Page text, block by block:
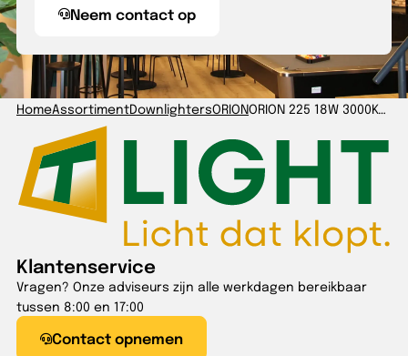
Neem contact op
HomeAssortimentDownlightersORIONORION 225 18W 3000K-5700K DALI GST18i5
Klantenservice
Vragen? Onze adviseurs zijn alle werkdagen bereikbaar
tussen 8:00 en 17:00
Contact opnemen